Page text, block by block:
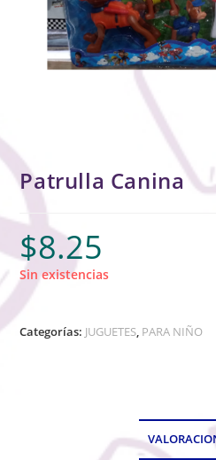
Patrulla Canina
$8.25
Sin existencias
Categorías: JUGUETES, PARA NIÑO